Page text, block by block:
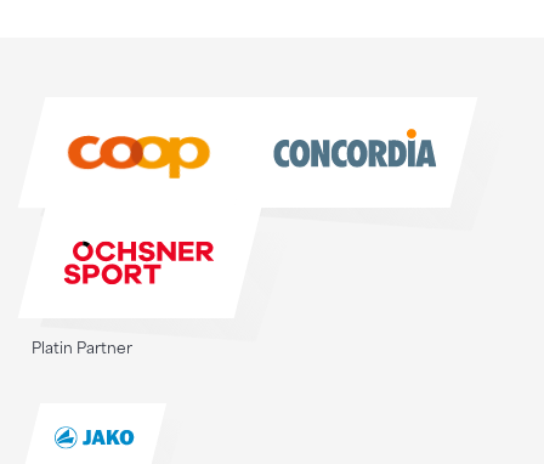
Platin Partner